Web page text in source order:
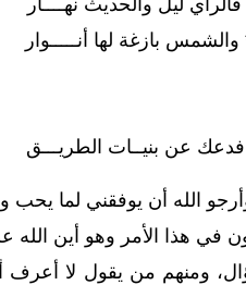
بازغة لها أنـــــوار
عن بنيــات الطريـــق
الله أن يوفقني لما
في هذا الأمر وهو أين
ومنهم من يقول لا